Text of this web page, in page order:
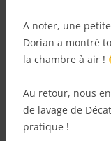
A noter, une
Dorian a montré
la chambre à air !
Au retour, nous
de lavage de
pratique !